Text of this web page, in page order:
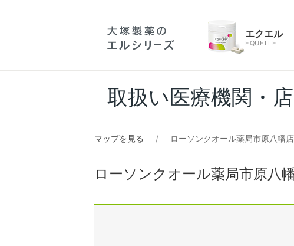
エクエル
EQUELLE
取扱い医療機関・
マップを見る ローソンクオール薬局市原八幡店
ローソンクオール薬局市原八